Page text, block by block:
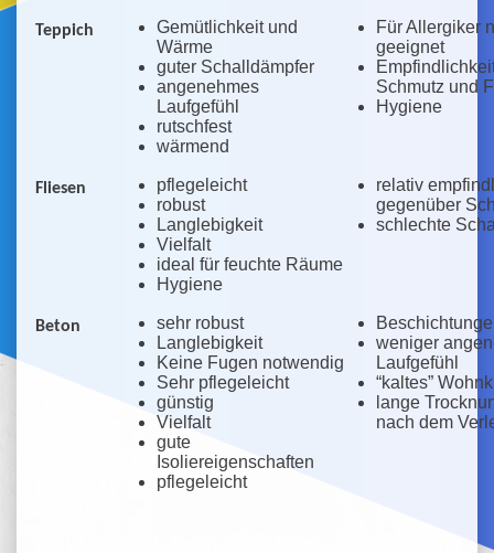
Teppich
Gemütlichkeit und
Wärme
guter Schalldämpfer
angenehmes
Laufgefühl
rutschfest
wärmend
Für Allergiker
geeignet
Schmutz und
Hygiene
Fliesen
pflegeleicht
robust
Langlebigkeit
Vielfalt
ideal für feuchte Räume
Hygiene
relativ
gegenüber
schlechte
Beton
sehr robust
Langlebigkeit
Keine Fugen notwendig
Sehr pflegeleicht
günstig
Vielfalt
gute
Isoliereigenschaften
pflegeleicht
weniger
Laufgefühl
“kaltes”
lange
nach dem